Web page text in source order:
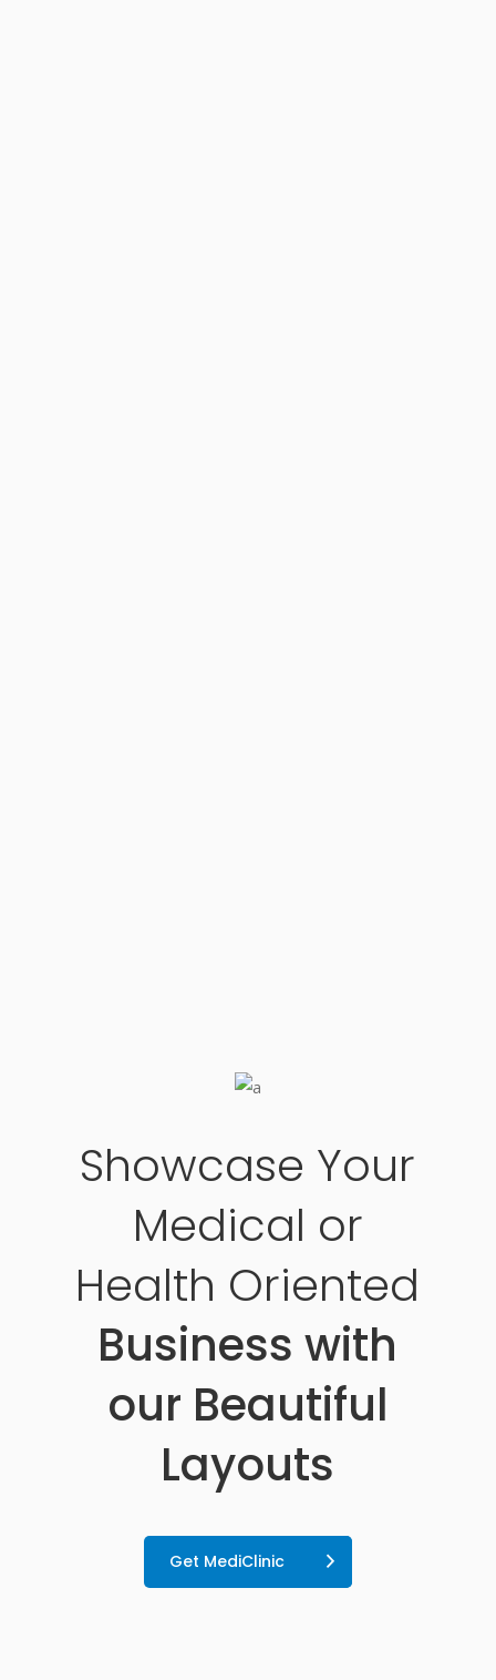
Showcase Your
Medical or
Health Oriented
Business with
our Beautiful
Layouts
Get MediClinic